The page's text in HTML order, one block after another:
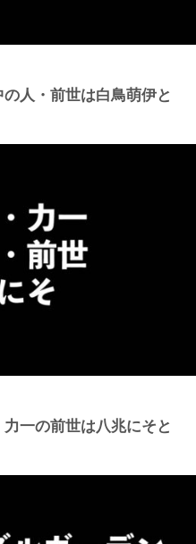
の人・前世は白鳥萌伊と
力一の前世は八兆にそと